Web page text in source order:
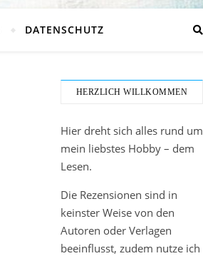
DATENSCHUTZ
HERZLICH WILLKOMMEN
Hier dreht sich alles rund um
mein liebstes Hobby – dem
Lesen.
Die Rezensionen sind in
keinster Weise von den
Autoren oder Verlagen
beeinflusst, zudem nutze ich